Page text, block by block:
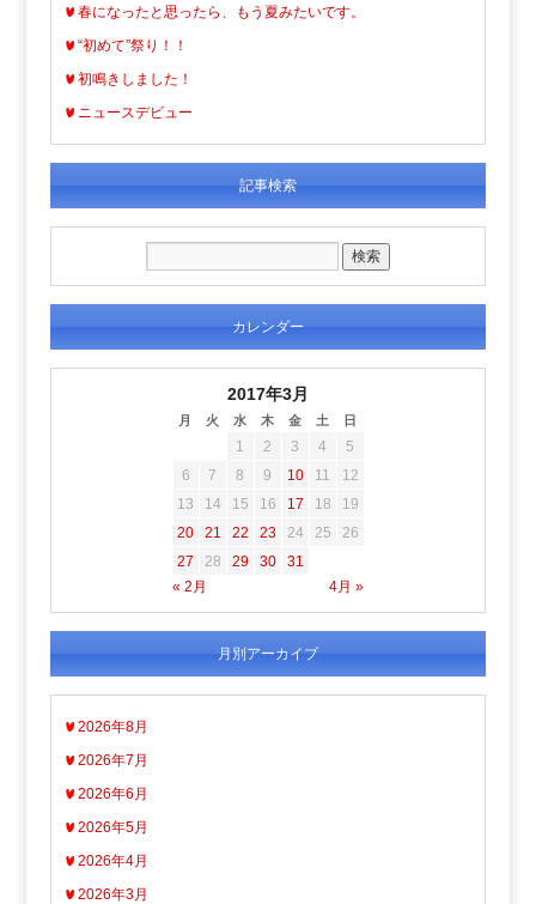
春になったと思ったら、もう夏みたいです。
“初めて”祭り！！
初鳴きしました！
ニュースデビュー
記事検索
カレンダー
2017年3月
月 火 水 木 金 土 日
« 2月 4月 »
1 2 3 4
5
6
7 8 9 10 11
12
13
14 15 16 17 18
19
20
21 22 23 24 25
26
27
28 29 30 31
月別アーカイブ
2026年8月
2026年7月
2026年6月
2026年5月
2026年4月
2026年3月